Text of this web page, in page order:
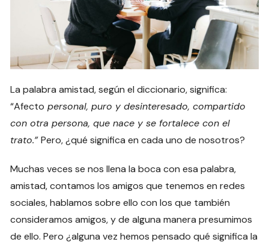
La palabra amistad, según el diccionario, significa:
“Afecto personal, puro y desinteresado, compartido
con otra persona, que nace y se fortalece con el
trato.”Pero, ¿qué significa en cada uno de nosotros?
Muchas veces se nos llena la boca con esa palabra,
amistad, contamos los amigos que tenemos en redes
sociales, hablamos sobre ello con los que también
consideramos amigos, y de alguna manera presumimos
de ello. Pero ¿alguna vez hemos pensado qué significa la